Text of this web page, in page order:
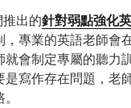
出的針對弱點強化
專業的英語老師
會制定專屬的聽
寫作存在問題，老